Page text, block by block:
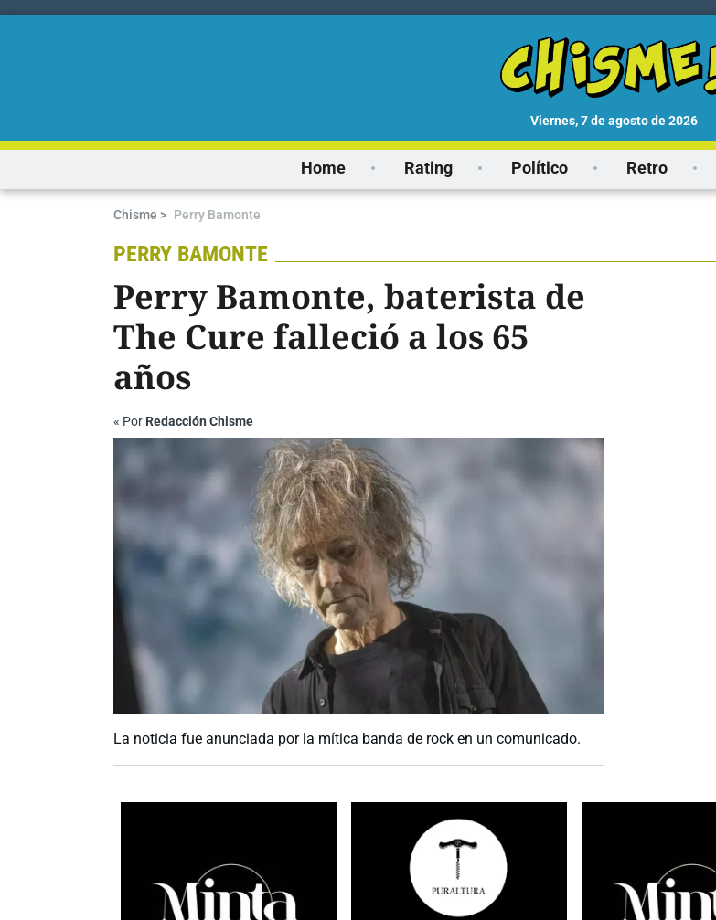
viernes, 7 de agosto de 2026
Home Rating Político Retro
Chisme > Perry Bamonte
PERRY BAMONTE
Perry Bamonte, baterista de
The Cure falleció a los 65
años
« Por Redacción Chisme
La noticia fue anunciada por la mítica banda de rock en un comunicado.